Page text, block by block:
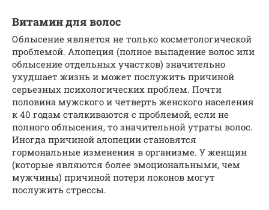
Витамин для волос
Облысение является не только косметологической
проблемой. Алопеция (полное выпадение волос или
облысение отдельных участков) значительно
ухудшает жизнь и может послужить причиной
серьезных психологических проблем. Почти
половина мужского и четверть женского населения
к 40 годам сталкиваются с проблемой, если не
полного облысения, то значительной утраты волос.
Иногда причиной алопеции становятся
гормональные изменения в организме. У женщин
(которые являются более эмоциональными, чем
мужчины) причиной потери локонов могут
послужить стрессы.